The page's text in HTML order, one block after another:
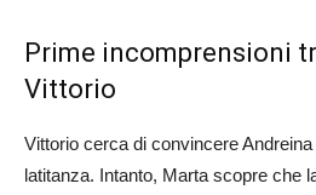
Prime incomprensioni
Vittorio
Vittorio cerca di convincere
latitanza. Intanto, Marta scopre che